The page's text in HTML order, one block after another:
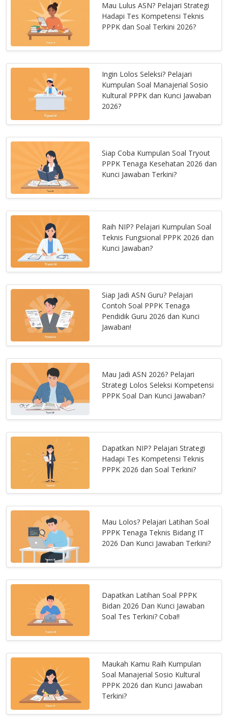
Mau Lulus ASN? Pelajari Strategi
Hadapi Tes Kompetensi Teknis
PPPK dan Soal Terkini 2026?
Ingin Lolos Seleksi? Pelajari
Kumpulan Soal Manajerial Sosio
Kultural PPPK dan Kunci Jawaban
2026?
Siap Coba Kumpulan Soal Tryout
PPPK Tenaga Kesehatan 2026 dan
Kunci Jawaban Terkini?
Raih NIP? Pelajari Kumpulan Soal
Teknis Fungsional PPPK 2026 dan
Kunci Jawaban?
Siap Jadi ASN Guru? Pelajari
Contoh Soal PPPK Tenaga
Pendidik Guru 2026 dan Kunci
Jawaban!
Mau Jadi ASN 2026? Pelajari
Strategi Lolos Seleksi Kompetensi
PPPK Soal Dan Kunci Jawaban?
Dapatkan NIP? Pelajari Strategi
Hadapi Tes Kompetensi Teknis
PPPK 2026 dan Soal Terkini?
Mau Lolos? Pelajari Latihan Soal
PPPK Tenaga Teknis Bidang IT
2026 Dan Kunci Jawaban Terkini?
Dapatkan Latihan Soal PPPK
Bidan 2026 Dan Kunci Jawaban
Soal Tes Terkini? Coba!!
Maukah Kamu Raih Kumpulan
Soal Manajerial Sosio Kultural
PPPK 2026 dan Kunci Jawaban
Terkini?